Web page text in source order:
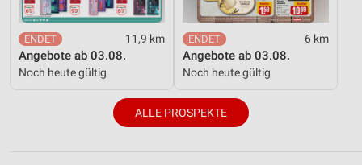
11,9 km
Angebote ab 03.08.
Noch heute gültig
6 km
Angebote ab 03.08.
Noch heute gültig
ALLE PROSPEKTE